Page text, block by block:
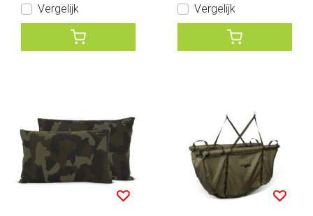
Vergelijk
Vergelijk